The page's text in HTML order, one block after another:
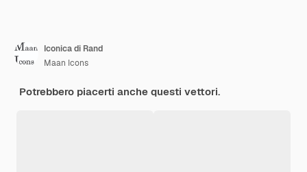
Iconica di Rand
Maan Icons
Potrebbero piacerti anche questi vettori.